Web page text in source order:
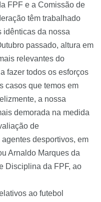
FPF e a Comissão de
têm trabalhado
idênticas da nossa
passado, altura em
relevantes do
fazer todos os esforços
casos que temos em
a nossa
demorada na medida
de
desportivos, em
Arnaldo Marques da
Disciplina da FPF, ao
ao futebol